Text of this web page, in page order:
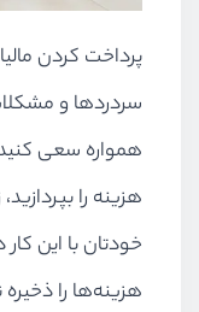
پرداخت کردن
سردردها و
همواره سعی
هزینه را
خودتان با این
هزینه‌ها را